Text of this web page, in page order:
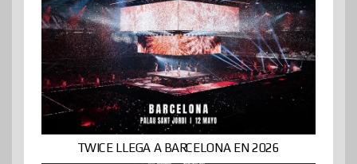
TWICE LLEGA A BARCELONA EN 2026